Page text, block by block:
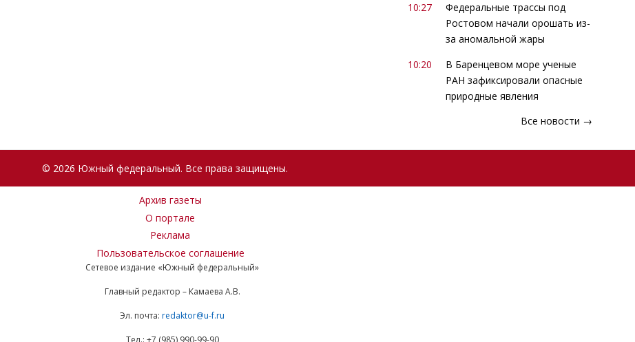
10:27
Федеральные трассы под
Ростовом начали орошать из-
за аномальной жары
10:20
В Баренцевом море ученые
РАН зафиксировали опасные
природные явления
Все новости →
© 2026 Южный федеральный. Все права защищены.
Архив газеты
О портале
Реклама
Пользовательское соглашение
Сетевое издание «Южный федеральный»
Главный редактор – Камаева А.В.
Эл. почта: redaktor@u-f.ru
Тел.: +7 (985) 990-99-90